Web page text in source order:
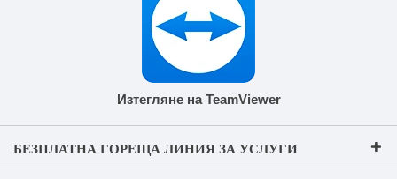
Изтегляне на TeamViewer
БЕЗПЛАТНА ГОРЕЩА ЛИНИЯ ЗА УСЛУГИ